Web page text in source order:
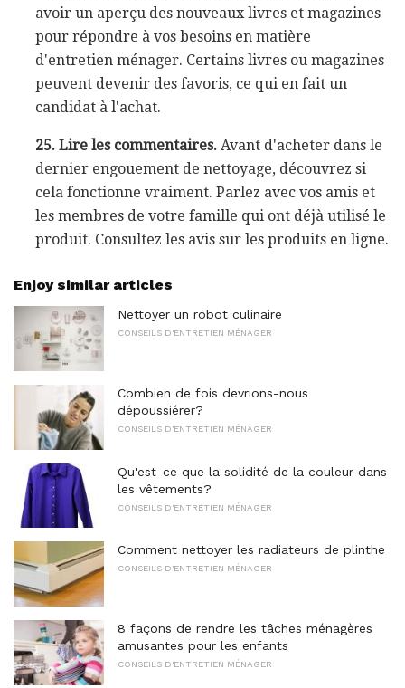
avoir un aperçu des nouveaux livres et magazines
pour répondre à vos besoins en matière
d'entretien ménager. Certains livres ou magazines
peuvent devenir des favoris, ce qui en fait un
candidat à l'achat.
25. Lire les commentaires. Avant d'acheter dans le
dernier engouement de nettoyage, découvrez si
cela fonctionne vraiment. Parlez avec vos amis et
les membres de votre famille qui ont déjà utilisé le
produit. Consultez les avis sur les produits en ligne.
Enjoy similar articles
Nettoyer un robot culinaire
CONSEILS D'ENTRETIEN MÉNAGER
Combien de fois devrions-nous
dépoussiérer?
CONSEILS D'ENTRETIEN MÉNAGER
Qu'est-ce que la solidité de la couleur dans
les vêtements?
CONSEILS D'ENTRETIEN MÉNAGER
Comment nettoyer les radiateurs de plinthe
CONSEILS D'ENTRETIEN MÉNAGER
8 façons de rendre les tâches ménagères
amusantes pour les enfants
CONSEILS D'ENTRETIEN MÉNAGER